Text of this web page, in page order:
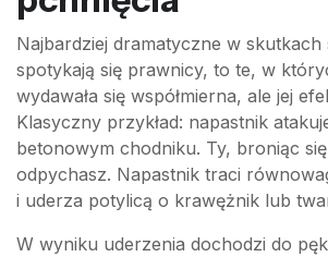
Najbardziej dramatyczne w skutkach
spotykają się prawnicy, to te, w
wydawała się współmierna, ale jej
Klasyczny przykład: napastnik
betonowym chodniku. Ty, broniąc
odpychasz. Napastnik traci
i uderza potylicą o krawężnik lub
W wyniku uderzenia dochodzi do